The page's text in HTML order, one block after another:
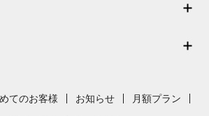
てのお客様 お知らせ 月額プラン